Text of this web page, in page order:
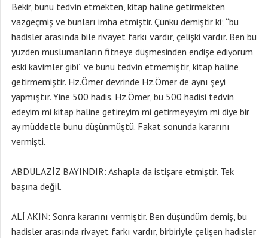
Bekir, bunu tedvin etmekten, kitap haline getirmekten
vazgeçmiş ve bunları imha etmiştir. Çünkü demiştir ki; “bu
hadisler arasında bile rivayet farkı vardır, çelişki vardır. Ben bu
yüzden müslümanların fitneye düşmesinden endişe ediyorum
eski kavimler gibi” ve bunu tedvin etmemiştir, kitap haline
getirmemiştir. Hz.Ömer devrinde Hz.Ömer de aynı şeyi
yapmıştır. Yine 500 hadis. Hz.Ömer, bu 500 hadisi tedvin
edeyim mi kitap haline getireyim mi getirmeyeyim mi diye bir
ay müddetle bunu düşünmüştü. Fakat sonunda kararını
vermişti.
ABDULAZİZ BAYINDIR: Ashapla da istişare etmiştir. Tek
başına değil.
ALİ AKIN: Sonra kararını vermiştir. Ben düşündüm demiş, bu
hadisler arasında rivayet farkı vardır, birbiriyle çelişen hadisler